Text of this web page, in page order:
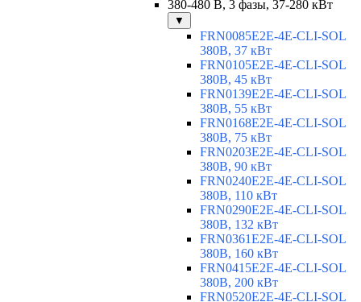
380-480 В, 3 фазы, 37-280 кВт
▼
FRN0085E2E-4E-CLI-SOL
380В, 37 кВт
FRN0105E2E-4E-CLI-SOL
380В, 45 кВт
FRN0139E2E-4E-CLI-SOL
380В, 55 кВт
FRN0168E2E-4E-CLI-SOL
380В, 75 кВт
FRN0203E2E-4E-CLI-SOL
380В, 90 кВт
FRN0240E2E-4E-CLI-SOL
380В, 110 кВт
FRN0290E2E-4E-CLI-SOL
380В, 132 кВт
FRN0361E2E-4E-CLI-SOL
380В, 160 кВт
FRN0415E2E-4E-CLI-SOL
380В, 200 кВт
FRN0520E2E-4E-CLI-SOL